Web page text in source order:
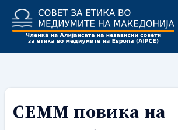
content
СЕММ повика на